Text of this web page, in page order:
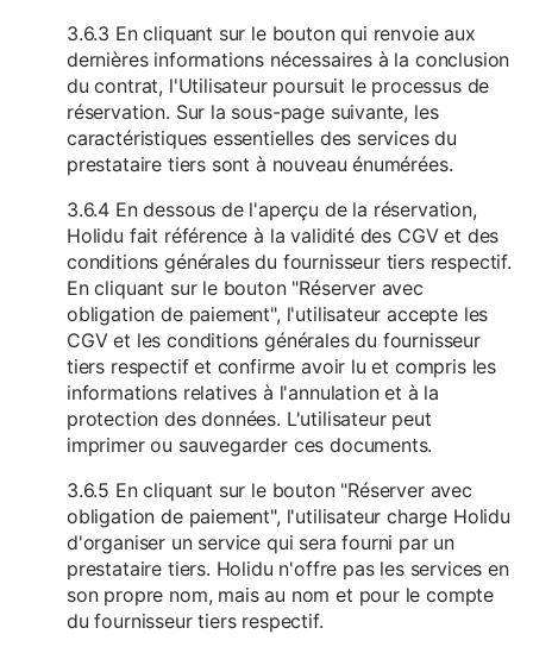
3.6.3 En cliquant sur le bouton qui renvoie aux
dernières informations nécessaires à la conclusion
du contrat, l'Utilisateur poursuit le processus de
réservation. Sur la sous-page suivante, les
caractéristiques essentielles des services du
prestataire tiers sont à nouveau énumérées.
3.6.4 En dessous de l'aperçu de la réservation,
Holidu fait référence à la validité des CGV et des
conditions générales du fournisseur tiers respectif.
En cliquant sur le bouton "Réserver avec
obligation de paiement", l'utilisateur accepte les
CGV et les conditions générales du fournisseur
tiers respectif et confirme avoir lu et compris les
informations relatives à l'annulation et à la
protection des données. L'utilisateur peut
imprimer ou sauvegarder ces documents.
3.6.5 En cliquant sur le bouton "Réserver avec
obligation de paiement", l'utilisateur charge Holidu
d'organiser un service qui sera fourni par un
prestataire tiers. Holidu n'offre pas les services en
son propre nom, mais au nom et pour le compte
du fournisseur tiers respectif.